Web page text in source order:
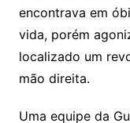
encontrava em
vida, porém
localizado um
mão direita.
Uma equipe da